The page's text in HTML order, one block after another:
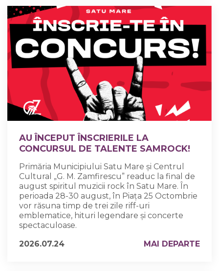
AU ÎNCEPUT ÎNSCRIERILE LA
CONCURSUL DE TALENTE SAMROCK!
Primăria Municipiului Satu Mare și Centrul
Cultural „G. M. Zamfirescu” readuc la final de
august spiritul muzicii rock în Satu Mare. În
perioada 28-30 august, în Piața 25 Octombrie
vor răsuna timp de trei zile riff-uri
emblematice, hituri legendare și concerte
spectaculoase.
2026.07.24
MAI DEPARTE